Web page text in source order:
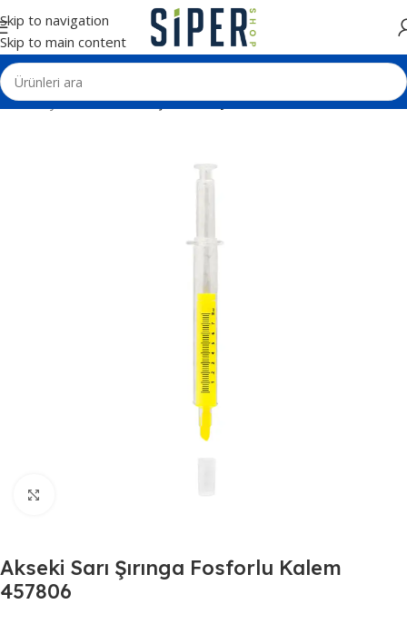
Skip to navigation
Skip to main content
Ana Sayfa Kalemler Kurşun ve Boya Kalemleri
Akseki Sarı Şırınga Fosforlu Kalem
457806